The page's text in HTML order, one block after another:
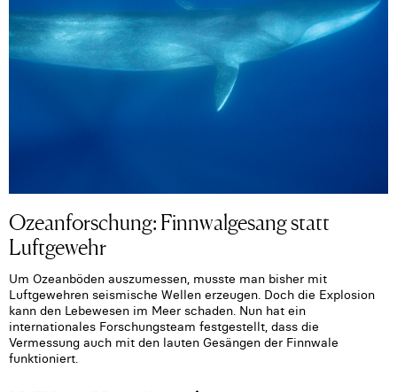
Ozeanforschung: Finnwalgesang statt
Luftgewehr
Um Ozeanböden auszumessen, musste man bisher mit
Luftgewehren seismische Wellen erzeugen. Doch die Explosion
kann den Lebewesen im Meer schaden. Nun hat ein
internationales Forschungsteam festgestellt, dass die
Vermessung auch mit den lauten Gesängen der Finnwale
funktioniert.